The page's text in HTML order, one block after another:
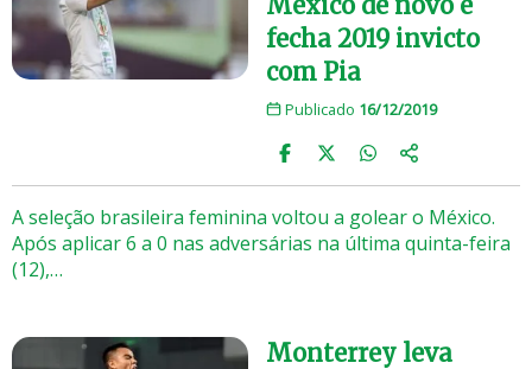
fecha 2019 invicto
com Pia
Publicado 16/12/2019
A seleção brasileira feminina voltou a golear o México.
Após aplicar 6 a 0 nas adversárias na última quinta-feira
(12),…
Monterrey leva